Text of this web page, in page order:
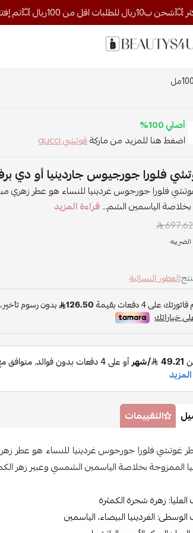
روائح الجمال
أصلي 100%
اضغط هنا للمزيد من ماركةقوتشي gucci
فلورا جورجيوس جاردينيا أو دي برفيوم
فلورا جورجوس غردينيا للنساء هو عطر زهري
الياسمين الشم...قراءة المزيد
697.62
العطور النسائية
التقييمات
غوتشي فلورا جورجوس غردينيا للنساء هو عطر
الممزوجة بخلاصة الياسمين الشمسي وعبير زهر
العليا: زهرة شجرة الكمثرة
الوسطى: الغردينيا البيضاء، الياسمين